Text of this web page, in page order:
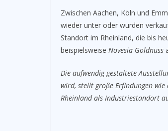
Zwischen Aachen, Köln und
wieder unter oder wurden
Standort im Rheinland, die bis
beispielsweise Novesia Goldnuss
Die aufwendig gestaltete
wird, stellt große Erfindungen
Rheinland als Industriestandort